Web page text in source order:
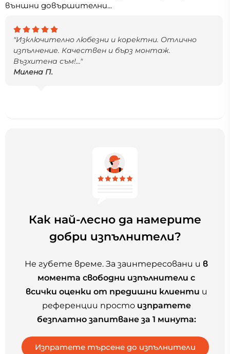
външни довършителни...
"Изключително любезни и коректни. Отлично
изпълнение. Качествен и бърз монтаж.
Възхитена съм!..."
Милена П.
Как най-лесно да намерите
добри изпълнители?
Не губете време. За заинтересовани и в
момента свободни изпълнители с
всички оценки от предишни клиенти и
референции просто изпратете
безплатно запитване за 1 минута: